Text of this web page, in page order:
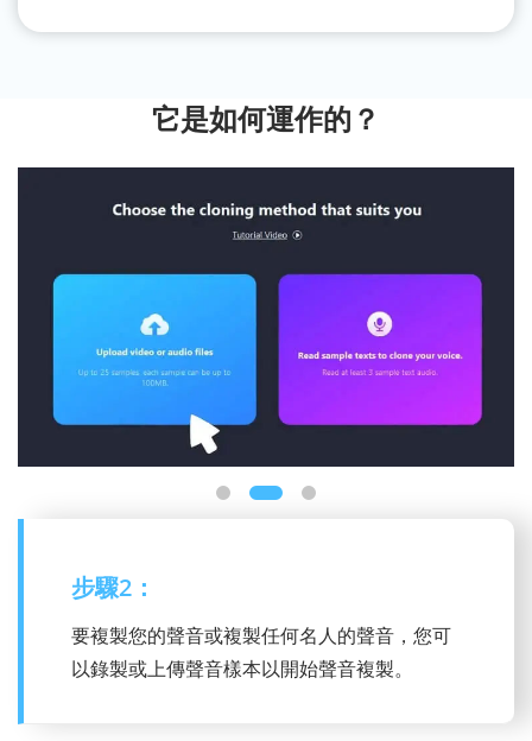
它是如何運作的？
步驟3：
要產生語音，您可以選擇所需的選項卡，例如
“文字轉語音”，然後選擇語音類型，輸入所需的